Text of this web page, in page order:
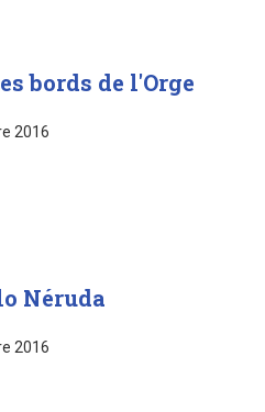
bords de l'Orge
2016
Néruda
2016